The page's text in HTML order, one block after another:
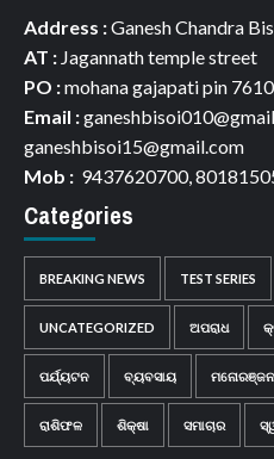
Address :Ganesh Chandra
AT : Jagannath temple street
PO :mohana gajapati pin
Email :
ganeshbisoi15@gmail.com
Mob : 9437620700,
Categories
BREAKING NEWS TEST SERIES
UNCATEGORIZED ଅପରାଧ
ପର୍ଯ୍ୟଟନ ବ୍ୟବସାୟ ମନୋରଞ୍ଜନ
ରାଶିଫଳ ଶିକ୍ଷା ସମାଚାର